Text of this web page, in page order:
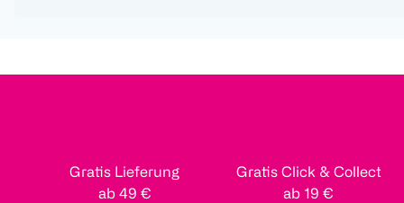
Gratis Lieferung
ab 49 €
Gratis Click & Collect
ab 19 €